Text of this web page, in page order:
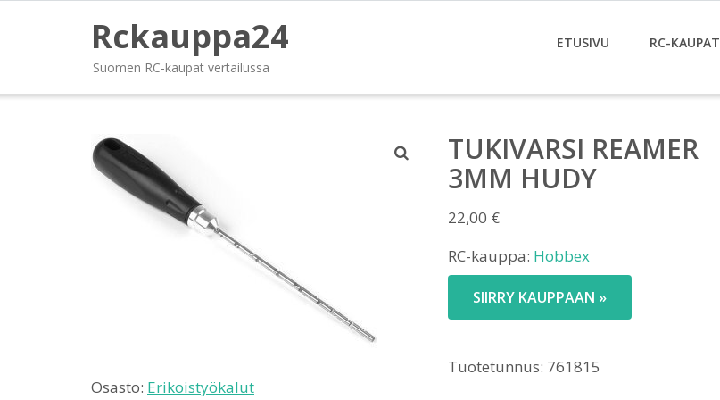
Rckauppa24
Suomen RC-kaupat vertailussa
ETUSIVU RC-KAUPAT
TUKIVARSI REAMER
3MM HUDY
22,00 €
RC-kauppa: Hobbex
SIIRRY KAUPPAAN »
Tuotetunnus: 761815
Osasto: Erikoistyökalut